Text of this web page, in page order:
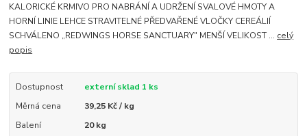
KALORICKÉ KRMIVO PRO NABRÁNÍ A UDRŽENÍ SVALOVÉ HMOTY A
HORNÍ LINIE LEHCE STRAVITELNÉ PŘEDVAŘENÉ VLOČKY CEREÁLIÍ
SCHVÁLENO „REDWINGS HORSE SANCTUARY" MENŠÍ VELIKOST ... celý
popis
Dostupnost
externí sklad 1 ks
Měrná cena
39,25 Kč / kg
Balení
20 kg